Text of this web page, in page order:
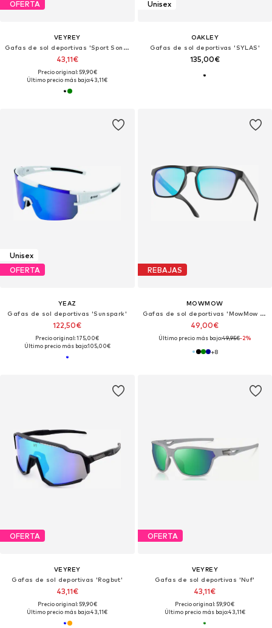
OFERTA
VEYREY
Gafas de sol deportivas 'Sport Sonnenbrille'
43,11€
Precio original: 59,90€
Último precio más bajo:43,11€
Unisex
OAKLEY
Gafas de sol deportivas 'SYLAS'
135,00€
Unisex
OFERTA
YEAZ
Gafas de sol deportivas 'Sunspark'
122,50€
Precio original: 175,00€
Último precio más bajo:105,00€
REBAJAS
MOWMOW
Gafas de sol deportivas 'MowMow Thor Sunglasses - Polarized - Men - Women - Black'
49,00€
Último precio más bajo:49,95€-2%
+8
OFERTA
VEYREY
Gafas de sol deportivas 'Rogbut'
43,11€
Precio original: 59,90€
Último precio más bajo:43,11€
OFERTA
VEYREY
Gafas de sol deportivas 'Nuf'
43,11€
Precio original: 59,90€
Último precio más bajo:43,11€